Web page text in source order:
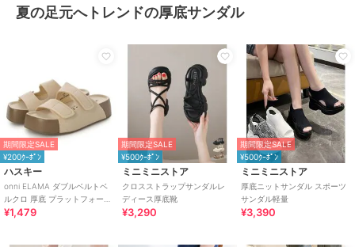
夏の足元へトレンドの厚底サンダル
期間限定SALE
¥200ｸｰﾎﾟﾝ
ハスキー
onni ELAMA ダブルベルトベ
ルクロ 厚底 プラットフォーム
サンダル
¥1,479
期間限定SALE
¥500ｸｰﾎﾟﾝ
ミニミニストア
クロスストラップサンダルレ
ディース厚底靴
¥3,290
期間限定SALE
¥500ｸｰﾎﾟﾝ
ミニミニストア
厚底ニットサンダル スポーツ
サンダル軽量
¥3,390